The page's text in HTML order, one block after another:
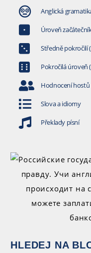
Anglická
Úroveň
Středně pokročilí
Pokročilá úroveň
Hodnocení hostů
Slova a idiomy
Překlady písní
HLEDEJ NA